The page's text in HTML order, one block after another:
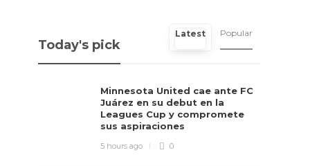
Today's pick
Latest Popular
Minnesota United cae ante FC
Juárez en su debut en la
Leagues Cup y compromete
sus aspiraciones
5 hours ago 0